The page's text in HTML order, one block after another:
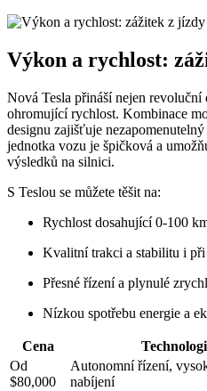
Výkon a rychlost:
Nová Tesla přináší nejen
ohromující rychlost. Kombinace
designu zajišťuje
jednotka vozu je špičková a
výsledků na silnici.
S Teslou se můžete těšit na:
Rychlost dosahující 0-100
Kvalitní trakci a stabilitu i
Přesné řízení a plynulé
Nízkou spotřebu energie a
Cena
Od
$80,000
Autonomní řízení,
nabíjení